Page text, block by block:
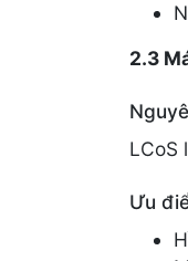
2.3
LCoS
Ưu